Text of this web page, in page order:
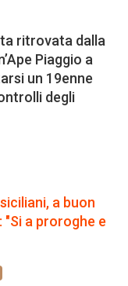
ritrovata dalla
Piaggio a
un 19enne
degli